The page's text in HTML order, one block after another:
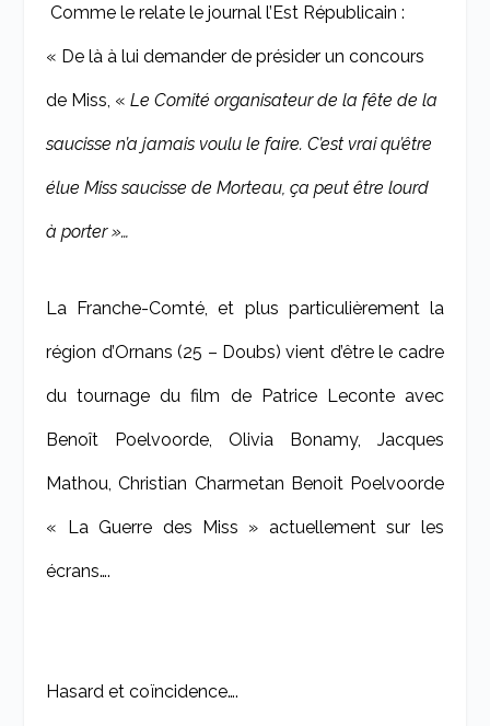
Comme le relate le journal l’Est Républicain :
« De là à lui demander de présider un concours
de Miss, «Le Comité organisateur de la fête de la
saucisse n’a jamais voulu le faire. C’est vrai qu’être
élue Miss saucisse de Morteau, ça peut être lourd
à porter »…
La Franche-Comté, et plus particulièrement la
région d’Ornans (25 – Doubs) vient d’être le cadre
du tournage du film de Patrice Leconte avec
Benoît Poelvoorde, Olivia Bonamy, Jacques
Mathou, Christian Charmetan Benoit Poelvoorde
« La Guerre des Miss » actuellement sur les
écrans….
Hasard et coïncidence….